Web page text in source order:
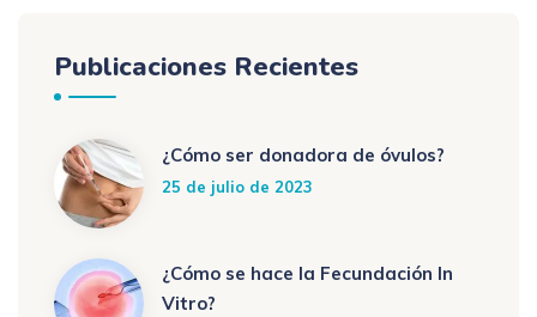
Publicaciones Recientes
¿Cómo ser donadora de óvulos?
25 de julio de 2023
¿Cómo se hace la Fecundación In
Vitro?